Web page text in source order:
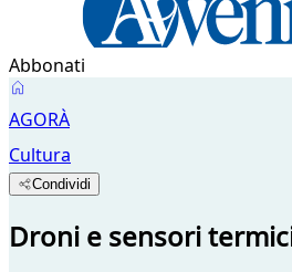
Abbonati
AGORÀ
Cultura
Condividi
Droni e sensori